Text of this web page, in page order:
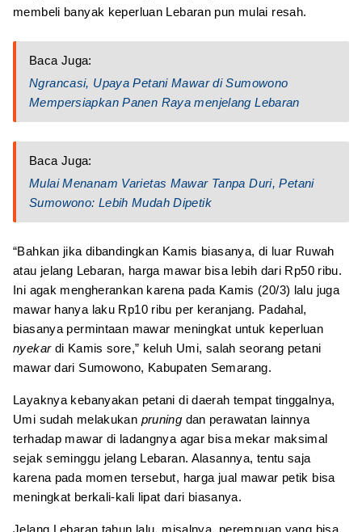
membeli banyak keperluan Lebaran pun mulai resah.
Baca Juga:
Ngrancasi, Upaya Petani Mawar di Sumowono
Mempersiapkan Panen Raya menjelang Lebaran
Baca Juga:
Mulai Menanam Varietas Mawar Tanpa Duri, Petani
Sumowono: Lebih Mudah Dipetik
“Bahkan jika dibandingkan Kamis biasanya, di luar Ruwah
atau jelang Lebaran, harga mawar bisa lebih dari Rp50 ribu.
Ini agak mengherankan karena pada Kamis (20/3) lalu juga
mawar hanya laku Rp10 ribu per keranjang. Padahal,
biasanya permintaan mawar meningkat untuk keperluan
nyekardi Kamis sore,” keluh Umi, salah seorang petani
mawar dari Sumowono, Kabupaten Semarang.
Layaknya kebanyakan petani di daerah tempat tinggalnya,
Umi sudah melakukan pruning dan perawatan lainnya
terhadap mawar di ladangnya agar bisa mekar maksimal
sejak seminggu jelang Lebaran. Alasannya, tentu saja
karena pada momen tersebut, harga jual mawar petik bisa
meningkat berkali-kali lipat dari biasanya.
Jelang Lebaran tahun lalu, misalnya, perempuan yang bisa